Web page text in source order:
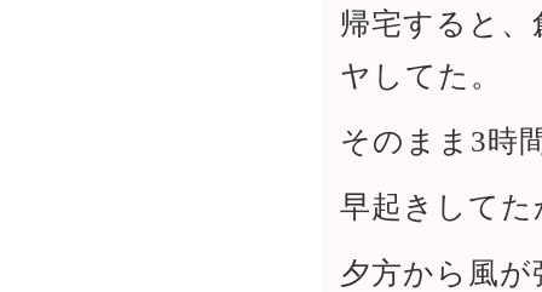
帰宅すると
ヤしてた。
そのまま3時
早起きして
夕方から風